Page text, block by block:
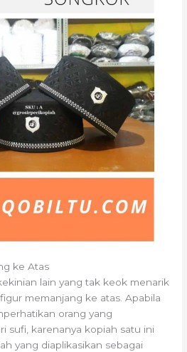
ke Atas
lain yang tak keok menarik
memanjang ke atas. Apabila
orang yang
sufi, karenanya kopiah satu ini
yang diaplikasikan sebagai